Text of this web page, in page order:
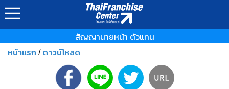
สัญญานายหน้า ตัวแทน
หน้าแรก / ดาวน์โหลด